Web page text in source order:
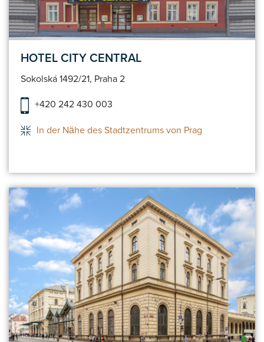
HOTEL CITY CENTRAL
Sokolská 1492/21, Praha 2
+420 242 430 003
In der Nähe des Stadtzentrums von Prag